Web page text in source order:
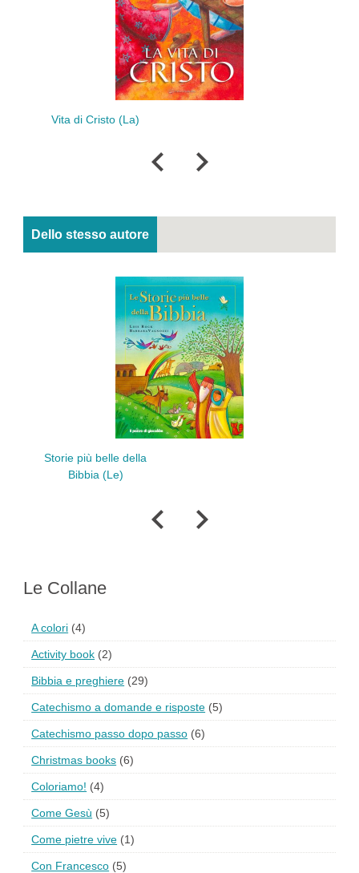
Vita di Cristo (La)
Dello stesso autore
Storie più belle della
Bibbia (Le)
Le Collane
A colori (4)
Activity book (2)
Bibbia e preghiere (29)
Catechismo a domande e risposte (5)
Catechismo passo dopo passo (6)
Christmas books (6)
Coloriamo! (4)
Come Gesù (5)
Come pietre vive (1)
Con Francesco (5)